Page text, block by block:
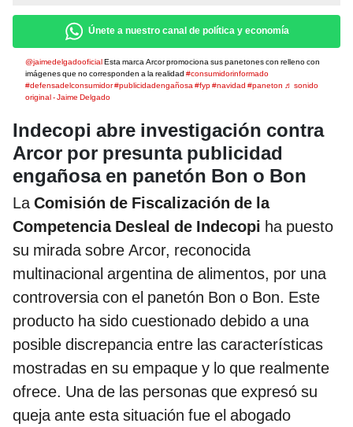
Únete a nuestro canal de política y economía
@jaimedelgadooficialEsta marca Arcor promociona sus panetones con relleno con
imágenes que no corresponden a la realidad #consumidorinformado
#defensadelconsumidor#publicidadengañosa #fyp#navidad #paneton ♬ sonido
original - Jaime Delgado
Indecopi abre investigación contra
Arcor por presunta publicidad
engañosa en panetón Bon o Bon
LaComisión de Fiscalización de la
Competencia Desleal de Indecopi ha puesto
su mirada sobre Arcor, reconocida
multinacional argentina de alimentos, por una
controversia con el panetón Bon o Bon. Este
producto ha sido cuestionado debido a una
posible discrepancia entre las características
mostradas en su empaque y lo que realmente
ofrece. Una de las personas que expresó su
queja ante esta situación fue el abogado